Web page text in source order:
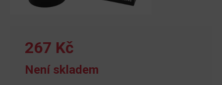
267 Kč
Není skladem